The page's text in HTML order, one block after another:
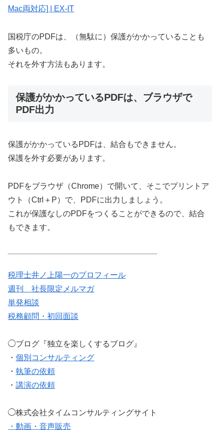
Mac両対応] | EX-IT
国税庁のPDFは、（無駄に）保護がかかっていることも
多いもの。
それを外す方法もあります。
保護がかかっているPDFは、ブラウザで
PDF出力
保護がかかっているPDFは、結合もできません。
保護を外す必要があります。
PDFをブラウザ（Chrome）で開いて、そこでプリントア
ウト（Ctrl＋P）で、PDFに出力しましょう。
これが保護なしのPDFをつくることができるので、結合
もできます。
税理士井ノ上陽一のプロフィール
週刊 社長限定メルマガ
単発相談
税務顧問・初回面談
◯ブログ『独立を楽しくするブログ』
・ 個別コンサルティング
・ 執筆の依頼
・ 講演の依頼
◯株式会社タイムコンサルティングサイト
・動画・音声販売